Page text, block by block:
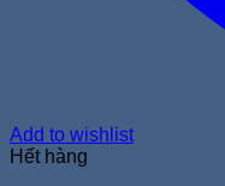
Add to wishlist
Hết hàng